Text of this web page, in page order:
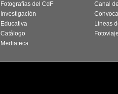
Fotografías del CdF
Investigación
Educativa
Catálogo
Mediateca
Canal
Líneas